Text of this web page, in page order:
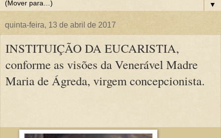
▼
quinta-feira, 13 de abril de 2017
INSTITUIÇÃO DA EUCARISTIA,
conforme as visões da Venerável Madre
Maria de Ágreda, virgem concepcionista.